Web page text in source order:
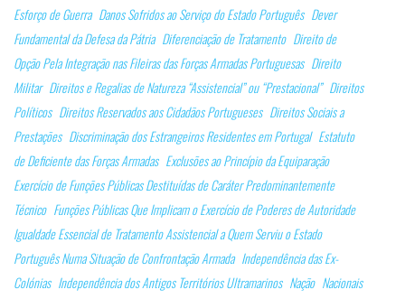
Esforço de Guerra Danos Sofridos ao Serviço do Estado Português Dever
Fundamental da Defesa da Pátria Diferenciação de Tratamento Direito de
Opção Pela Integração nas Fileiras das Forças Armadas Portuguesas Direito
Militar Direitos e Regalias de Natureza “Assistencial” ou “Prestacional” Direitos
Políticos Direitos Reservados aos Cidadãos Portugueses Direitos Sociais a
Prestações Discriminação dos Estrangeiros Residentes em Portugal Estatuto
de Deficiente das Forças Armadas Exclusões ao Princípio da Equiparação
Exercício de Funções Públicas Destituídas de Caráter Predominantemente
Técnico Funções Públicas Que Implicam o Exercício de Poderes de Autoridade
Igualdade Essencial de Tratamento Assistencial a Quem Serviu o Estado
Português Numa Situação de Confrontação Armada Independência das Ex-
Colónias Independência dos Antigos Territórios Ultramarinos Nação Nacionais